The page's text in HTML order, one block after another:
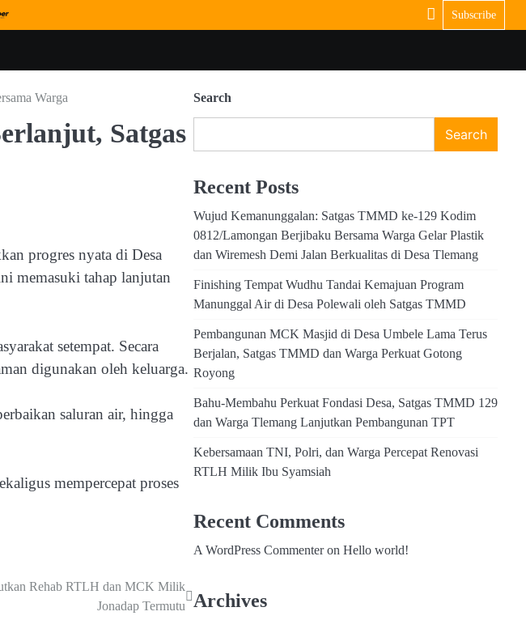
Subscribe
Warga
Satgas
progres nyata di Desa
memasuki tahap lanjutan
setempat. Secara
digunakan oleh keluarga.
saluran air, hingga
mempercepat proses
Rehab RTLH dan MCK Milik
Jonadap Termutu
Search
Search
Recent Posts
Wujud Kemanunggalan: Satgas TMMD ke-129 Kodim
0812/Lamongan Berjibaku Bersama Warga Gelar Plastik
dan Wiremesh Demi Jalan Berkualitas di Desa Tlemang
Finishing Tempat Wudhu Tandai Kemajuan Program
Manunggal Air di Desa Polewali oleh Satgas TMMD
Pembangunan MCK Masjid di Desa Umbele Lama Terus
Berjalan, Satgas TMMD dan Warga Perkuat Gotong
Royong
Bahu-Membahu Perkuat Fondasi Desa, Satgas TMMD 129
dan Warga Tlemang Lanjutkan Pembangunan TPT
Kebersamaan TNI, Polri, dan Warga Percepat Renovasi
RTLH Milik Ibu Syamsiah
Recent Comments
A WordPress Commenteron Hello world!
Archives